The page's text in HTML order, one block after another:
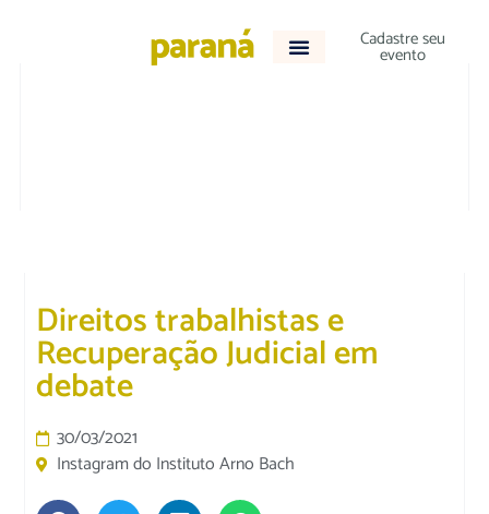
Cadastre seu
evento
Direitos trabalhistas e
Recuperação Judicial em
debate
30/03/2021
Instagram do Instituto Arno Bach